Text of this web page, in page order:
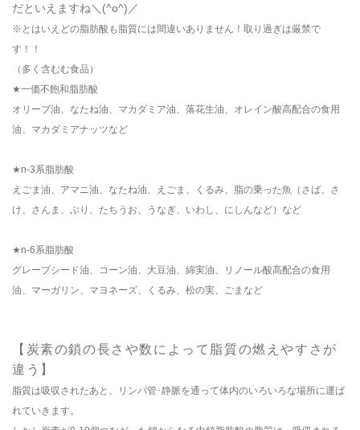
だといえますね＼(^o^)／
※とはいえどの脂肪酸も脂質には間違いありません！取り過ぎは厳禁で
す！！
（多く含むむ食品）
★一価不飽和脂肪酸
オリーブ油、なたね油、マカダミア油、落花生油、オレイン酸高配合の食用
油、マカダミアナッツなど
★n-3系脂肪酸
えごま油、アマニ油、なたね油、えごま、くるみ、脂の乗った魚（さば、さ
け、さんま、ぶり、たちうお、うなぎ、いわし、にしんなど）など
★n-6系脂肪酸
グレープシード油、コーン油、大豆油、綿実油、リノール酸高配合の食用
油、マーガリン、マヨネーズ、くるみ、松の実、ごまなど
【炭素の鎖の長さや数によって脂質の燃えやすさが
違う】
脂質は吸収されたあと、リンパ管･静脈を通って体内のいろいろな場所に運ば
れていきます。